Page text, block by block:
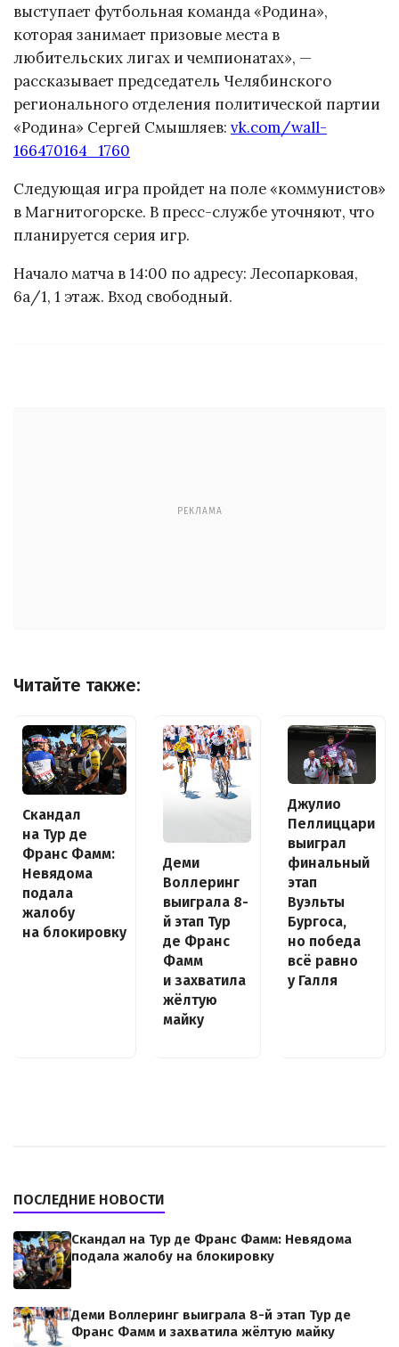
выступает футбольная команда «Родина»,
которая занимает призовые места в
любительских лигах и чемпионатах», —
рассказывает председатель Челябинского
регионального отделения политической партии
«Родина» Сергей Смышляев: vk.com/wall-
166470164_1760
Следующая игра пройдет на поле «коммунистов»
в Магнитогорске. В пресс-службе уточняют, что
планируется серия игр.
Начало матча в 14:00 по адресу: Лесопарковая,
6а/1, 1 этаж. Вход свободный.
РЕКЛАМА
Читайте также:
Скандал
на Тур де
Франс Фамм:
Невядома
подала
жалобу
на блокировку
Деми
Воллеринг
выиграла 8-
й этап Тур
де Франс
Фамм
и захватила
жёлтую
майку
Джулио
Пеллиццари
выиграл
финальный
этап
Вуэльты
Бургоса,
но победа
всё равно
у Галля
ПОСЛЕДНИЕ НОВОСТИ
Скандал на Тур де Франс Фамм: Невядома
подала жалобу на блокировку
Деми Воллеринг выиграла 8-й этап Тур де
Франс Фамм и захватила жёлтую майку